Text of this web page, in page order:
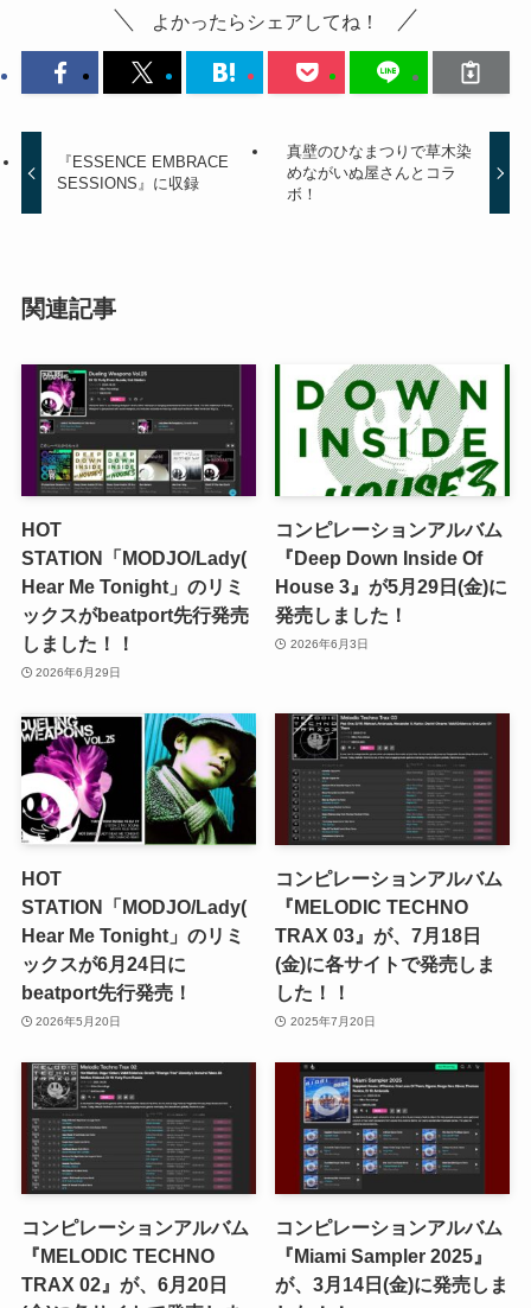
よかったらシェアしてね！
『ESSENCE EMBRACE
SESSIONS』に収録
真壁のひなまつりで草木染
めながいぬ屋さんとコラ
ボ！
関連記事
HOT
STATION「MODJO/Lady(
Hear Me Tonight」のリミ
ックスがbeatport先行発売
しました！！
2026年6月29日
コンピレーションアルバム
『Deep Down Inside Of
House 3』が5月29日(金)に
発売しました！
2026年6月3日
HOT
STATION「MODJO/Lady(
Hear Me Tonight」のリミ
ックスが6月24日に
beatport先行発売！
2026年5月20日
コンピレーションアルバム
『MELODIC TECHNO
TRAX 03』が、7月18日
(金)に各サイトで発売しま
した！！
2025年7月20日
コンピレーションアルバム
『MELODIC TECHNO
TRAX 02』が、6月20日
コンピレーションアルバム
『Miami Sampler 2025』
が、3月14日(金)に発売しま